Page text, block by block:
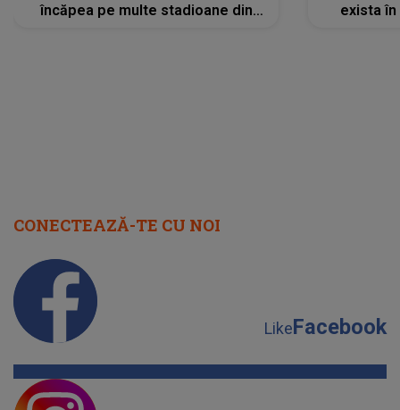
încăpea pe multe stadioane din
exista
CONECTEAZĂ-TE CU NOI
LikeFacebook